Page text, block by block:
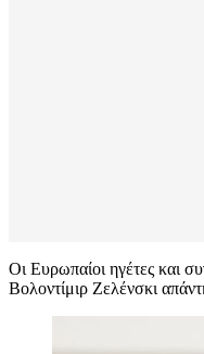
Οι Ευρωπαίοι ηγέτες και
Βολοντίμιρ Ζελένσκι